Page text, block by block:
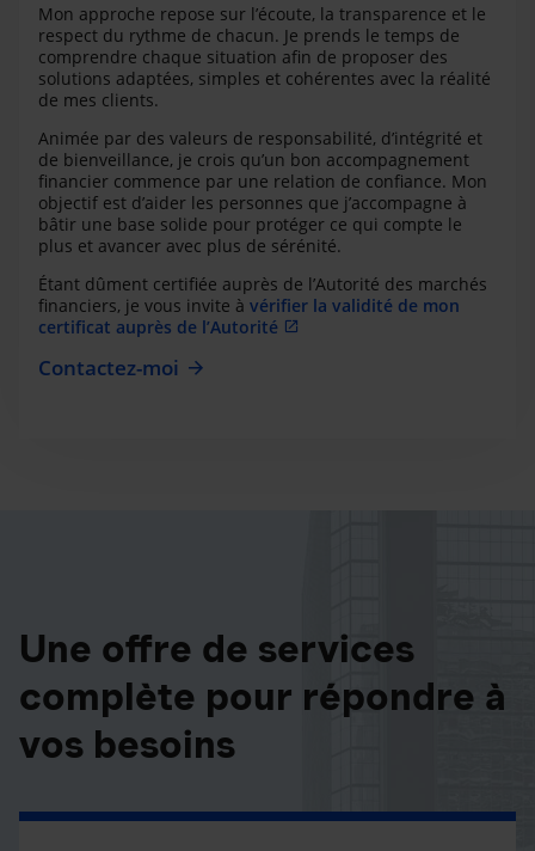
Mon approche repose sur l’écoute, la transparence et le
respect du rythme de chacun. Je prends le temps de
comprendre chaque situation afin de proposer des
solutions adaptées, simples et cohérentes avec la réalité
de mes clients.
Animée par des valeurs de responsabilité, d’intégrité et
de bienveillance, je crois qu’un bon accompagnement
financier commence par une relation de confiance. Mon
objectif est d’aider les personnes que j’accompagne à
bâtir une base solide pour protéger ce qui compte le
plus et avancer avec plus de sérénité.
Étant dûment certifiée auprès de l’Autorité des marchés
financiers, je vous invite à vérifier la validité de mon
certificat auprès de l’Autorité
Contactez-moi
Une offre de services
complète pour répondre à
vos besoins